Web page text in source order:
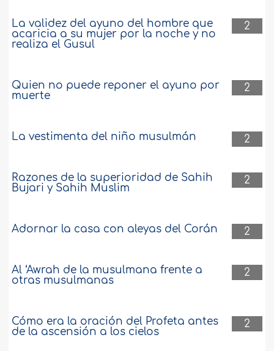
2
La validez del ayuno del hombre que
acaricia a su mujer por la noche y no
realiza el Gusul
2
Quien no puede reponer el ayuno por
muerte
2
La vestimenta del niño musulmán
2
Razones de la superioridad de Sahih
Bujari y Sahih Muslim
2
Adornar la casa con aleyas del Corán
2
Al ‘Awrah de la musulmana frente a
otras musulmanas
2
Cómo era la oración del Profeta antes
de la ascensión a los cielos